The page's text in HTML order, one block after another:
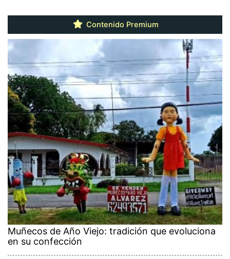
Contenido Premium
Muñecos de Año Viejo: tradición que evoluciona
en su confección